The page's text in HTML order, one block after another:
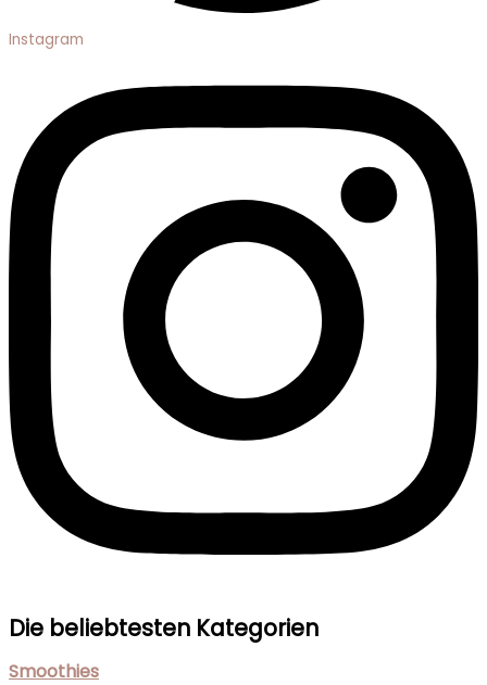
Instagram
Die beliebtesten Kategorien
Smoothies